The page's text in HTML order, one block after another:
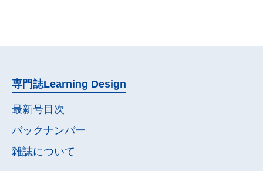
専門誌Learning Design
最新号目次
バックナンバー
雑誌について